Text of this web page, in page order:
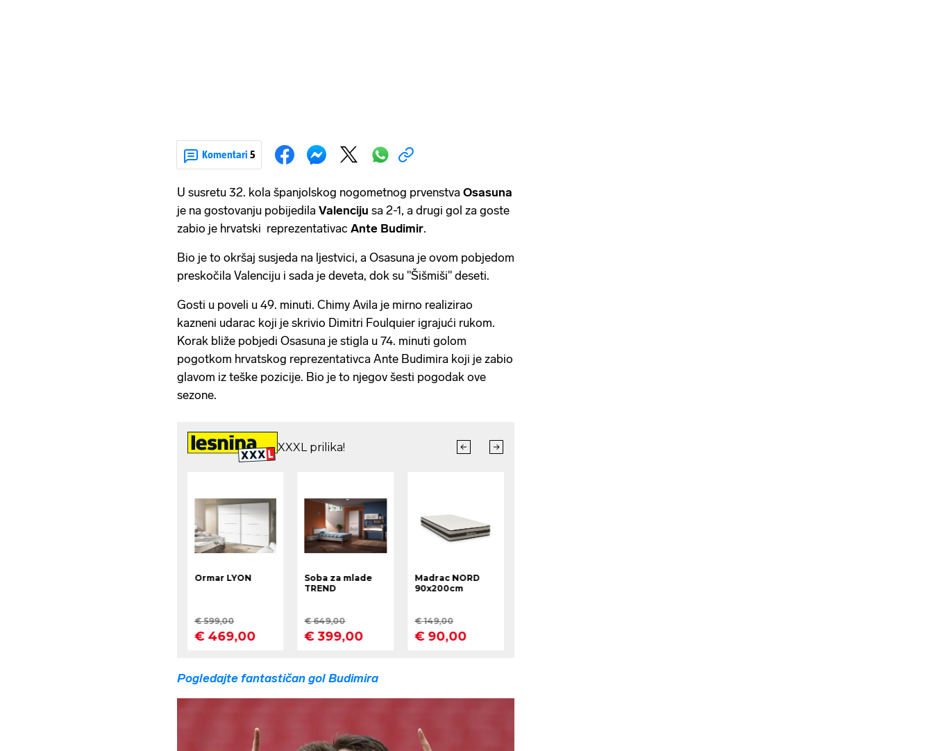
Komentari 5
U susretu 32. kola španjolskog nogometnog prvenstva Osasuna
je na gostovanju pobijedila Valenciju sa 2-1, a drugi gol za goste
zabio je hrvatski reprezentativac Ante Budimir.
Bio je to okršaj susjeda na ljestvici, a Osasuna je ovom pobjedom
preskočila Valenciju i sada je deveta, dok su "Šišmiši" deseti.
Gosti u poveli u 49. minuti. Chimy Avila je mirno realizirao
kazneni udarac koji je skrivio Dimitri Foulquier igrajući rukom.
Korak bliže pobjedi Osasuna je stigla u 74. minuti golom
pogotkom hrvatskog reprezentativca Ante Budimira koji je zabio
glavom iz teške pozicije. Bio je to njegov šesti pogodak ove
sezone.
Pogledajte fantastičan gol Budimira